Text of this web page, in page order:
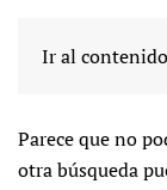
Ir al
No se
Parece que no
otra búsqueda